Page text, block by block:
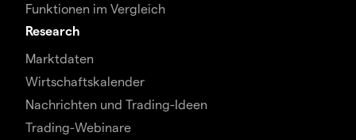
Funktionen im Vergleich
Research
Marktdaten
Wirtschaftskalender
Nachrichten und Trading-Ideen
Trading-Webinare